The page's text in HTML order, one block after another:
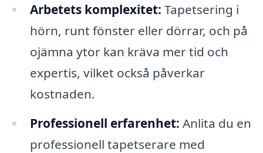
Arbetets komplexitet: Tapetsering i
hörn, runt fönster eller dörrar, och på
ojämna ytor kan kräva mer tid och
expertis, vilket också påverkar
kostnaden.
Professionell erfarenhet: Anlita du en
professionell tapetserare med